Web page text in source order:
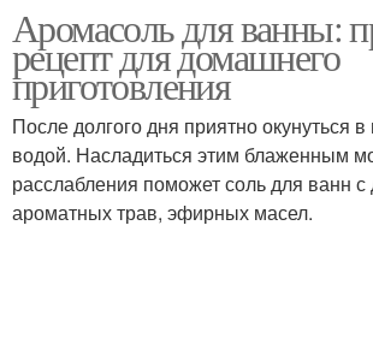
Аромасоль для ванны:
рецепт для домашнего
приготовления
После долгого дня приятно окунуться
водой. Насладиться этим блаженным
расслабления поможет соль для ванн
ароматных трав, эфирных масел.